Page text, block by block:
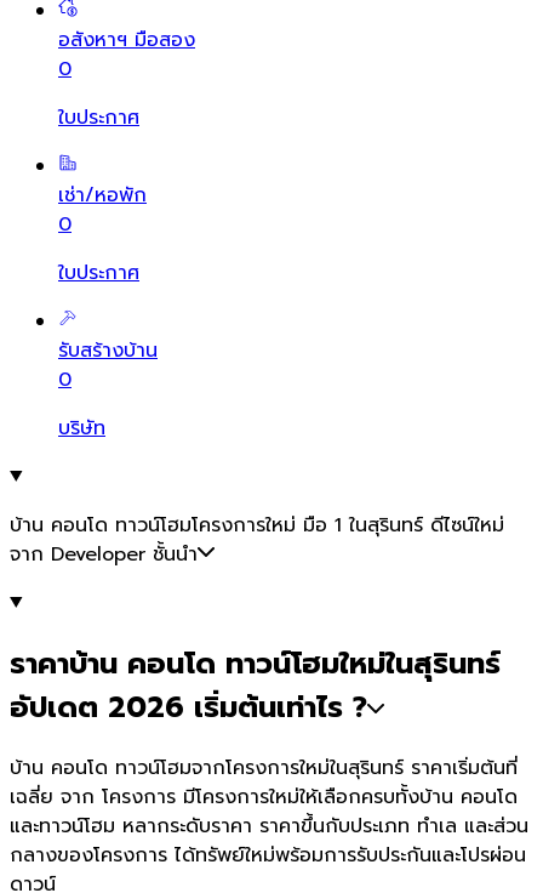
อสังหาฯ มือสอง
0
ใบประกาศ
เช่า/หอพัก
0
ใบประกาศ
รับสร้างบ้าน
0
บริษัท
บ้าน คอนโด ทาวน์โฮมโครงการใหม่ มือ 1 ในสุรินทร์ ดีไซน์ใหม่
จาก Developer ชั้นนำ
ราคาบ้าน คอนโด ทาวน์โฮมใหม่ในสุรินทร์
อัปเดต 2026 เริ่มต้นเท่าไร ?
บ้าน คอนโด ทาวน์โฮมจากโครงการใหม่ในสุรินทร์ ราคาเริ่มต้นที่
เฉลี่ย จาก โครงการ มีโครงการใหม่ให้เลือกครบทั้งบ้าน คอนโด
และทาวน์โฮม หลากระดับราคา ราคาขึ้นกับประเภท ทำเล และส่วน
กลางของโครงการ ได้ทรัพย์ใหม่พร้อมการรับประกันและโปรผ่อน
ดาวน์